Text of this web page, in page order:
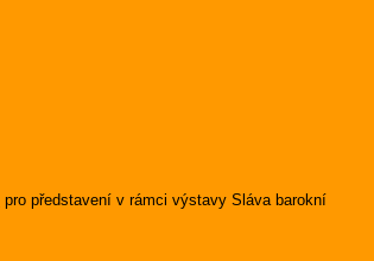
pro představení v rámci výstavy Sláva barokní